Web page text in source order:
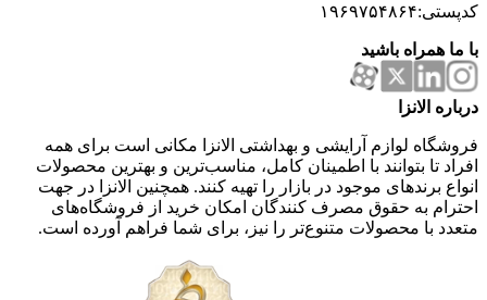
کدپستی:۱۹۶۹۷۵۴۸۶۴
با ما همراه باشید
درباره الانزا
فروشگاه لوازم آرایشی و بهداشتی الانزا مکانی است برای همه
افراد تا بتوانند با اطمینان کامل، مناسب‌ترین و بهترین محصولات
انواع برندهای موجود در بازار را تهیه کنند. همچنین الانزا در جهت
احترام به حقوق مصرف کنندگان امکان خرید از فروشگاه‌های
متعدد با محصولات متنوع‌تر را نیز، برای شما فراهم آورده است.